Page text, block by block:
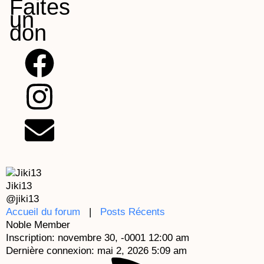
Faites
un
don
F
a
c
e
b
o
o
I
n
s
t
a
g
r
E
n
v
e
l
o
p
Jiki13
@jiki13
Accueil du forum | Posts Récents
Noble Member
Inscription: novembre 30, -0001 12:00 am
Dernière connexion: mai 2, 2026 5:09 am